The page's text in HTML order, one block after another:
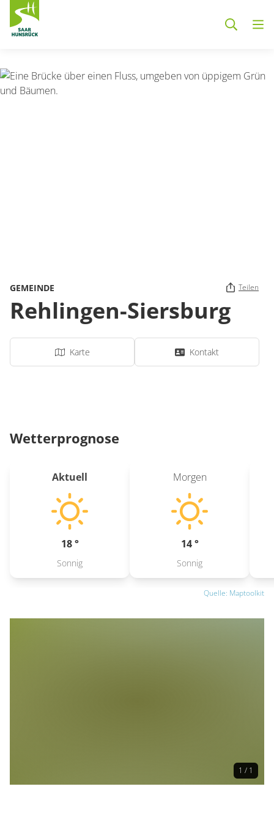
GEMEINDE Teilen
Rehlingen-Siersburg
Karte Kontakt
Wetterprognose
Aktuell
18 °
Sonnig
Morgen
14 °
Sonnig
Quelle: Maptoolkit
1 / 1